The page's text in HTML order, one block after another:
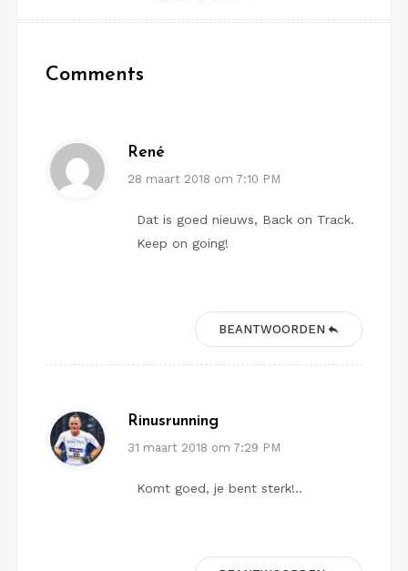
Comments
René
28 maart 2018 om 7:10 PM
Dat is goed nieuws, Back on Track.
Keep on going!
BEANTWOORDEN
Rinusrunning
31 maart 2018 om 7:29 PM
Komt goed, je bent sterk!..